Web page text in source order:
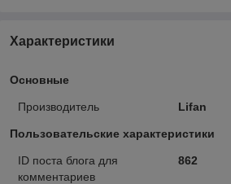
Характеристики
Основные
Производитель Lifan
Пользовательские характеристики
ID поста блога для
комментариев
862